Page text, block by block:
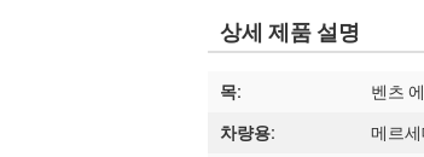
상세 제품 설명
목: 벤츠
차량용: 메르